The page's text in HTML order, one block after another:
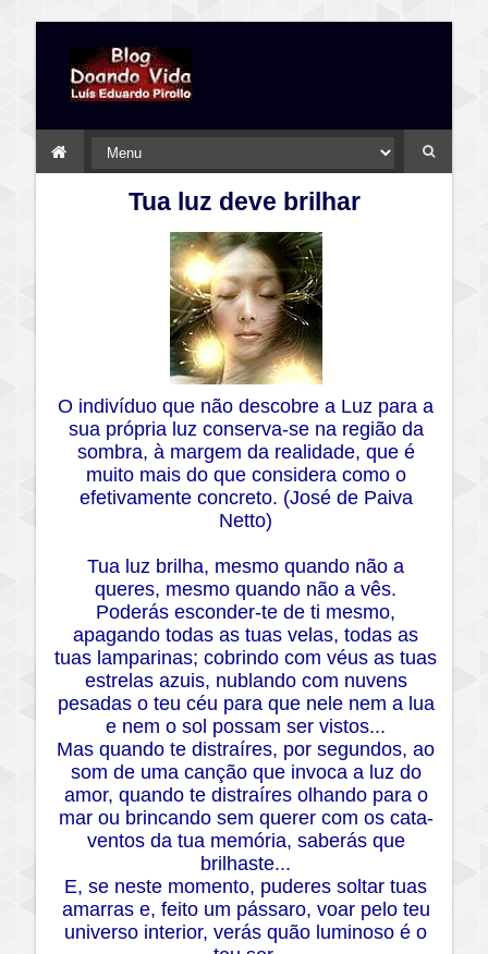
Tua luz deve brilhar
O indivíduo que não descobre a Luz para a
sua própria luz conserva-se na região da
sombra, à margem da realidade, que é
muito mais do que considera como o
efetivamente concreto. (José de Paiva
Netto)
Tua luz brilha, mesmo quando não a
queres, mesmo quando não a vês.
Poderás esconder-te de ti mesmo,
apagando todas as tuas velas, todas as
tuas lamparinas; cobrindo com véus as tuas
estrelas azuis, nublando com nuvens
pesadas o teu céu para que nele nem a lua
e nem o sol possam ser vistos...
Mas quando te distraíres, por segundos, ao
som de uma canção que invoca a luz do
amor, quando te distraíres olhando para o
mar ou brincando sem querer com os cata-
ventos da tua memória, saberás que
brilhaste...
E, se neste momento, puderes soltar tuas
amarras e, feito um pássaro, voar pelo teu
universo interior, verás quão luminoso é o